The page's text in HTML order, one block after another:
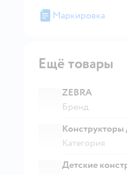
Маркировка
Ещё товары
ZEBRA
Бренд
Категория
Детские